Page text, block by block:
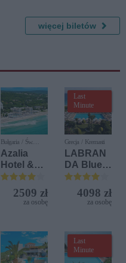
więcej biletów
Bułgaria / Św.
Konstantyn i Elena
Azalia
Hotel &
Spa
2509 zł
za osobę
Last
Minute
Grecja / Kremasti
LABRAN
DA Blue
Bay
Resort
4098 zł
za osobę
Last
Minute